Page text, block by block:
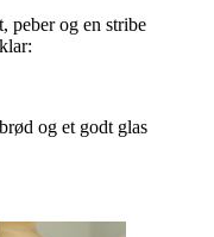
peber og en stribe
og et godt glas